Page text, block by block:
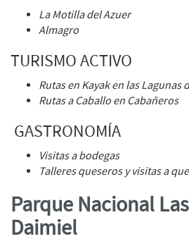
La Motilla del Azuer
Almagro
TURISMO ACTIVO
Rutas en Kayak en las Lagunas
Rutas a Caballo en Cabañeros
GASTRONOMÍA
Visitas a bodegas
Talleres queseros y visitas a
Parque Nacional
Daimiel